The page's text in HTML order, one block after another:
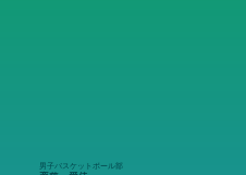
男子バスケットボール部